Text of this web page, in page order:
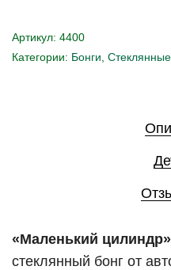
Артикул: 4400
Категории: Бонги
«Маленький
стеклянный бонг от